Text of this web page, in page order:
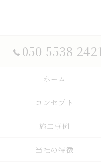
050-5538-2421
ホーム
コンセプト
施工事例
当社の特徴